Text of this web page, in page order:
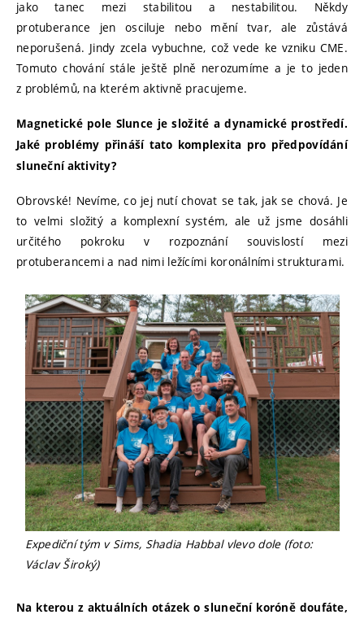
jako tanec mezi stabilitou a nestabilitou. Někdy
protuberance jen osciluje nebo mění tvar, ale zůstává
neporušená. Jindy zcela vybuchne, což vede ke vzniku CME.
Tomuto chování stále ještě plně nerozumíme a je to jeden
z problémů, na kterém aktivně pracujeme.
Magnetické pole Slunce je složité a dynamické prostředí.
Jaké problémy přináší tato komplexita pro předpovídání
sluneční aktivity?
Obrovské! Nevíme, co jej nutí chovat se tak, jak se chová. Je
to velmi složitý a komplexní systém, ale už jsme dosáhli
určitého pokroku v rozpoznání souvislostí mezi
protuberancemi a nad nimi ležícími koronálními strukturami.
Expediční tým v Sims, Shadia Habbal vlevo dole (foto:
Václav Široký)
Na kterou z aktuálních otázek o sluneční koróně doufáte,